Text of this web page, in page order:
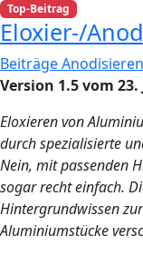
Top-Beitrag
Eloxier-/
Beiträge Anodisieren
Version 1.5 vom 23.
Eloxieren von
durch spezialisierte
Nein, mit passenden
sogar recht einfach.
Hintergrundwissen
Aluminiumstücke